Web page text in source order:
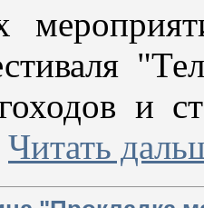
и
Читать